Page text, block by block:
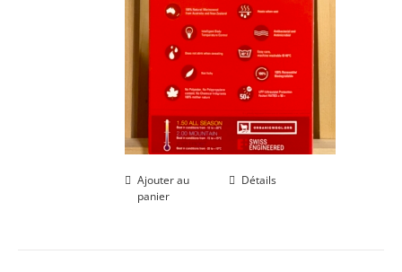
Ajouter au
panier
Détails